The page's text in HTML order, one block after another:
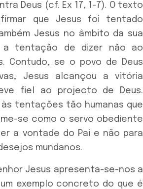
Deus (cf. Ex 17, 1-7). O texto
que Jesus foi tentado
Jesus no âmbito da sua
a tentação de dizer não ao
Contudo, se o povo de Deus
Jesus alcançou a vitória
fiel ao projecto de Deus.
tentações tão humanas que
se como o servo obediente
a vontade do Pai e não para
mundanos.
Jesus apresenta-se-nos a
exemplo concreto do que é